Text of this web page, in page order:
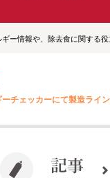
ギー情報や、除去食に関する役
ーチェッカーにて製造ライ